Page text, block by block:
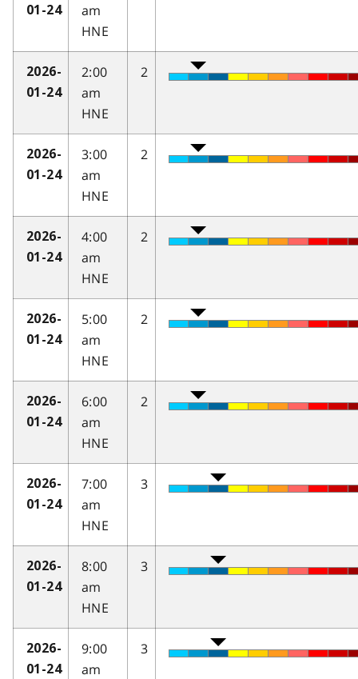
01-24
am
HNE
2026-
01-24
2:00
am
HNE
2
2026-
01-24
3:00
am
HNE
2
2026-
01-24
4:00
am
HNE
2
2026-
01-24
5:00
am
HNE
2
2026-
01-24
6:00
am
HNE
2
2026-
01-24
7:00
am
HNE
3
2026-
01-24
8:00
am
HNE
3
2026-
01-24
9:00
am
3